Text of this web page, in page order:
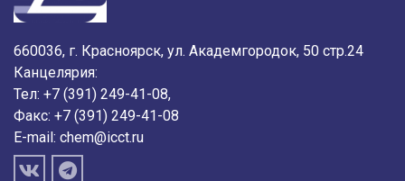
660036, г. Красноярск, ул. Академгородок, 50 стр.24
Канцелярия:
Тел: +7 (391) 249-41-08,
Факс: +7 (391) 249-41-08
E-mail: chem@icct.ru